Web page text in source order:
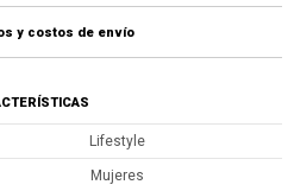
y costos de envío
Lifestyle
Mujeres